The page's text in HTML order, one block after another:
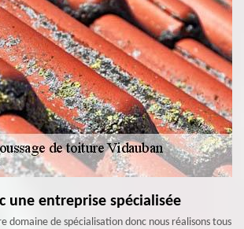
une entreprise spécialisée
domaine de spécialisation donc nous réalisons tous